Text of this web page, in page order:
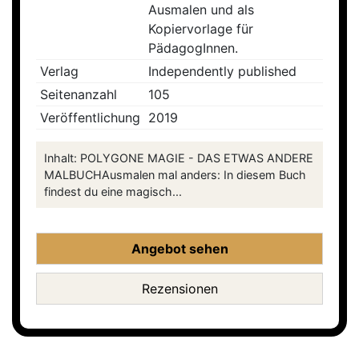
Ausmalen und als
Kopiervorlage für
PädagogInnen.
Verlag
Independently published
Seitenanzahl
105
Veröffentlichung 2019
Inhalt: POLYGONE MAGIE - DAS ETWAS ANDERE
MALBUCHAusmalen mal anders: In diesem Buch
findest du eine magisch...
Angebot sehen
Rezensionen